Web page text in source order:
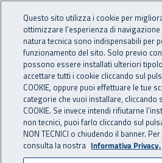
INAIL - Istituto
Navigazione
Navigazione - Ti trovi in:
Home Inail comunica News
29 gennaio 2026
Questo sito utilizza i cookie per
ottimizzare l’esperienza di navigazione
natura tecnica sono indispensabili per
funzionamento del sito. Solo previo
possono essere installati ulteriori
accettare tutti i cookie cliccando sul
COOKIE, oppure puoi effettuare le tue
categorie che vuoi installare, cliccando
COOKIE. Se invece intendi rifiutarne
non tecnici, puoi farlo cliccando sul
NON TECNICI o chiudendo il banner.
consulta la nostra Informativa Privacy.